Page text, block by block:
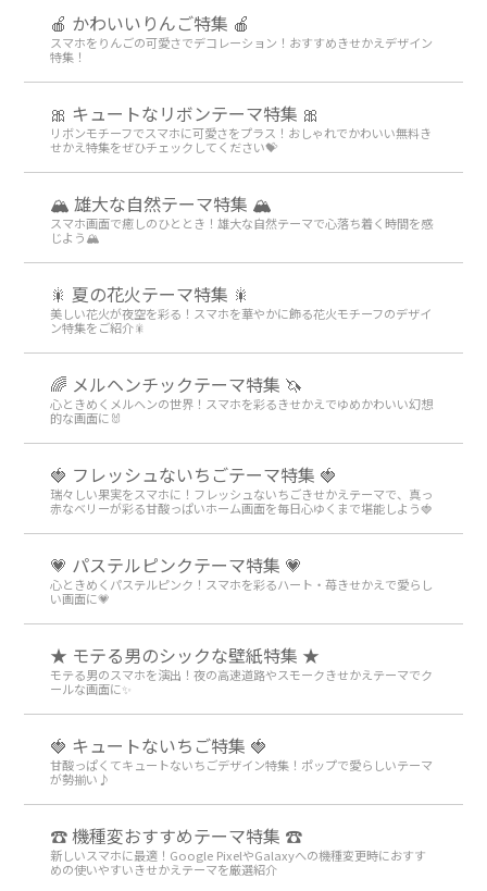
🍎 かわいいりんご特集 🍎
スマホをりんごの可愛さでデコレーション！おすすめきせかえデザイン
特集！
🎀 キュートなリボンテーマ特集 🎀
リボンモチーフでスマホに可愛さをプラス！おしゃれでかわいい無料き
せかえ特集をぜひチェックしてください💝
🏔️ 雄大な自然テーマ特集 🏔️
スマホ画面で癒しのひととき！雄大な自然テーマで心落ち着く時間を感
じよう🏔️
🎇 夏の花火テーマ特集 🎇
美しい花火が夜空を彩る！スマホを華やかに飾る花火モチーフのデザイ
ン特集をご紹介🎇
🌈 メルヘンチックテーマ特集 🦄
心ときめくメルヘンの世界！スマホを彩るきせかえでゆめかわいい幻想
的な画面に🐰
🍓 フレッシュないちごテーマ特集 🍓
瑞々しい果実をスマホに！フレッシュないちごきせかえテーマで、真っ
赤なベリーが彩る甘酸っぱいホーム画面を毎日心ゆくまで堪能しよう🍓
💗 パステルピンクテーマ特集 💗
心ときめくパステルピンク！スマホを彩るハート・苺きせかえで愛らし
い画面に💗
★ モテる男のシックな壁紙特集 ★
モテる男のスマホを演出！夜の高速道路やスモークきせかえテーマでク
ールな画面に✨
🍓 キュートないちご特集 🍓
甘酸っぱくてキュートないちごデザイン特集！ポップで愛らしいテーマ
が勢揃い♪
☎ 機種変おすすめテーマ特集 ☎
新しいスマホに最適！Google PixelやGalaxyへの機種変更時におすす
めの使いやすいきせかえテーマを厳選紹介